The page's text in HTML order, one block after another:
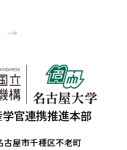
官連携推進本部
古屋市千種区不老町